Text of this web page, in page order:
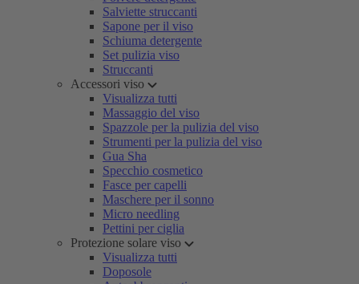
Salviette struccanti
Sapone per il viso
Schiuma detergente
Set pulizia viso
Struccanti
Accessori viso
Visualizza tutti
Massaggio del viso
Spazzole per la pulizia del viso
Strumenti per la pulizia del viso
Gua Sha
Specchio cosmetico
Fasce per capelli
Maschere per il sonno
Micro needling
Pettini per ciglia
Protezione solare viso
Visualizza tutti
Doposole